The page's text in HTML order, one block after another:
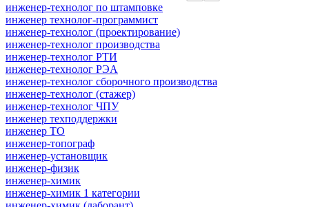
инженер-технолог по штамповке
инженер технолог-программист
инженер-технолог (проектирование)
инженер-технолог производства
инженер-технолог РТИ
инженер-технолог РЭА
инженер-технолог сборочного производства
инженер-технолог (стажер)
инженер-технолог ЧПУ
инженер техподдержки
инженер ТО
инженер-топограф
инженер-установщик
инженер-физик
инженер-химик
инженер-химик 1 категории